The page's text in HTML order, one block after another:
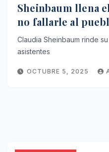
Sheinbaum llena
no fallarle al
Claudia Sheinbaum rinde
asistentes
OCTUBRE 5, 2025